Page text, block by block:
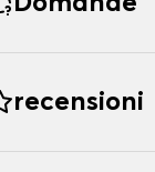
recensioni